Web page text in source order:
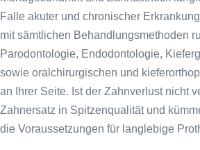
Falle akuter und chronischer
mit sämtlichen Behandlungsmethoden
Parodontologie, Endodontologie,
sowie oralchirurgischen und
an Ihrer Seite. Ist der Zahnverlust nicht
Zahnersatz in Spitzenqualität und
die Voraussetzungen für langlebige